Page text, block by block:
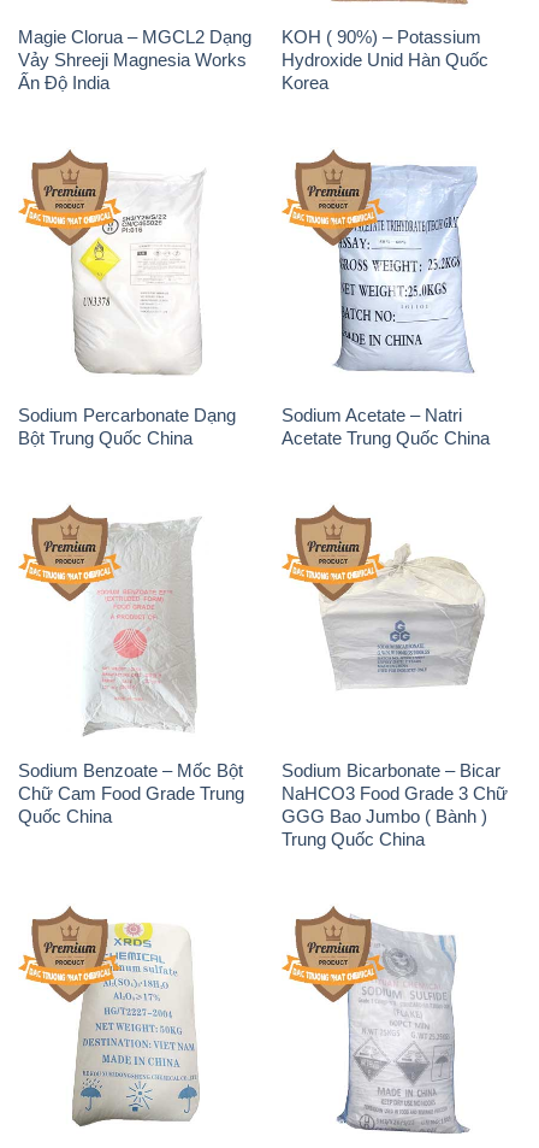
Magie Clorua – MGCL2 Dạng
Vảy Shreeji Magnesia Works
Ấn Độ India
KOH ( 90%) – Potassium
Hydroxide Unid Hàn Quốc
Korea
Sodium Percarbonate Dạng
Bột Trung Quốc China
Sodium Acetate – Natri
Acetate Trung Quốc China
Sodium Benzoate – Mốc Bột
Chữ Cam Food Grade Trung
Quốc China
Sodium Bicarbonate – Bicar
NaHCO3 Food Grade 3 Chữ
GGG Bao Jumbo ( Bành )
Trung Quốc China